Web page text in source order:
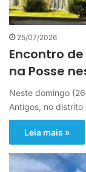
25/07/2026
Encontro
na Posse
Neste domingo
Antigos, no distrito
Leia mais »